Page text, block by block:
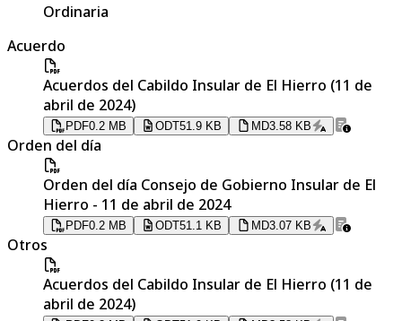
Ordinaria
Acuerdo
Acuerdos del Cabildo Insular de El Hierro (11 de
abril de 2024)
PDF0.2 MB ODT51.9 KB MD3.58 KB
Orden del día
Orden del día Consejo de Gobierno Insular de El
Hierro - 11 de abril de 2024
PDF0.2 MB ODT51.1 KB MD3.07 KB
Otros
Acuerdos del Cabildo Insular de El Hierro (11 de
abril de 2024)